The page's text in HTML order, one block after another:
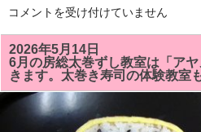
ヘ
シ
ー
ク
ッ
キ
ン
グ
コメントを受け付けていません
2026年5月14日
6月の房総太巻ずし教室は「ア
きます。太巻き寿司の体験教室